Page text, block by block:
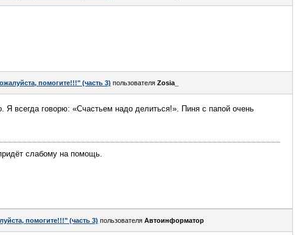
помогите!!!" (часть 3) пользователя Zosia_
Я всегда говорю: «Счастьем надо делиться!». Пиня с папой очень
слабому на помощь.
помогите!!!" (часть 3) пользователя Автоинформатор